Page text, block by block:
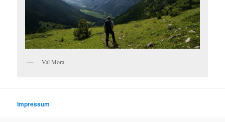
Val Mora
Impressum